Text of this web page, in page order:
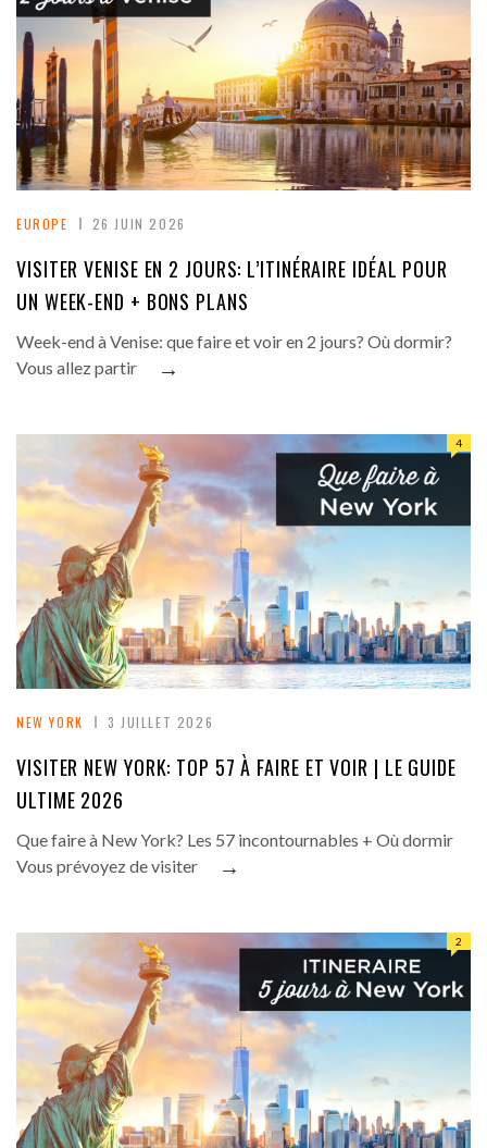
EUROPE 26 JUIN 2026
VISITER VENISE EN 2 JOURS: L’ITINÉRAIRE IDÉAL POUR
UN WEEK-END + BONS PLANS
Week-end à Venise: que faire et voir en 2 jours? Où dormir?
Vous allez partir
→
NEW YORK 3 JUILLET 2026
4
VISITER NEW YORK: TOP 57 À FAIRE ET VOIR | LE GUIDE
ULTIME 2026
Que faire à New York? Les 57 incontournables + Où dormir
Vous prévoyez de visiter
→
2